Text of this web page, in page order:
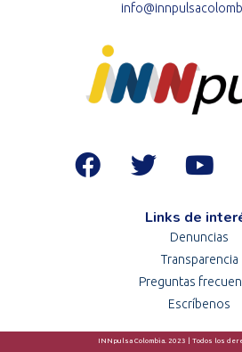
Links de
Denuncias
Transparencia
Preguntas
Escríbenos
INNpulsa Colombia. 2023 | Todos los